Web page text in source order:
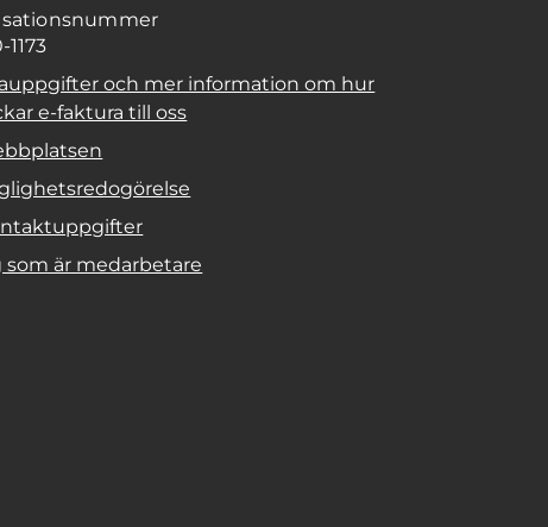
1173
och mer information om hur
e-faktura till oss
som är medarbetare